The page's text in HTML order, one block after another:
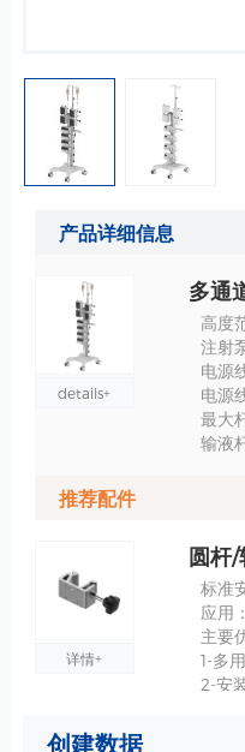
产品详细信息
details+
高度
注射
电源
电源
最大
输液
推荐配件
详情+
圆杆/
标准
应用
主要
1-多
2-安
创建数据